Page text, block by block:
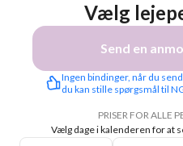
Vælg
Send en
Ingen bindinger, når du
du kan stille spørgsmål til
PRISER FOR ALLE
Vælg dage i kalenderen for at